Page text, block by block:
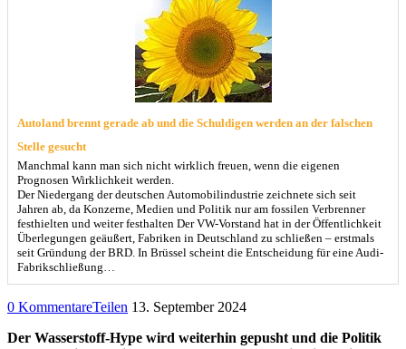
Autoland brennt gerade ab und die Schuldigen werden an der falschen
Stelle gesucht
Manchmal kann man sich nicht wirklich freuen, wenn die eigenen
Prognosen Wirklichkeit werden.
Der Niedergang der deutschen Automobilindustrie zeichnete sich seit
Jahren ab, da Konzerne, Medien und Politik nur am fossilen Verbrenner
festhielten und weiter festhalten Der VW-Vorstand hat in der Öffentlichkeit
Überlegungen geäußert, Fabriken in Deutschland zu schließen – erstmals
seit Gründung der BRD. In Brüssel scheint die Entscheidung für eine Audi-
Fabrikschließung…
0 KommentareTeilen 13. September 2024
Der Wasserstoff-Hype wird weiterhin gepusht und die Politik